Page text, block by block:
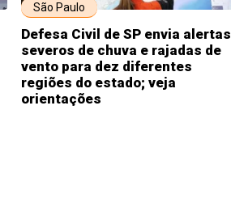
São Paulo
Defesa Civil de SP envia alertas
severos de chuva e rajadas de
vento para dez diferentes
regiões do estado; veja
orientações